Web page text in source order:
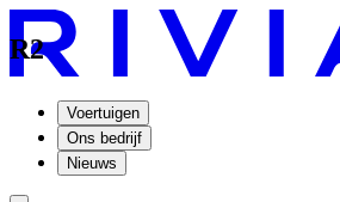
Voertuigen
Ons bedrijf
Nieuws
R2